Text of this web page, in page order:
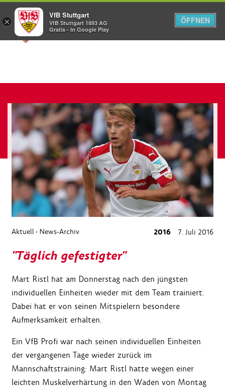
Menü
Aktuell › News-Archiv 2016 7. Juli 2016
"Täglich gefestigter"
Mart Ristl hat am Donnerstag nach den jüngsten
individuellen Einheiten wieder mit dem Team trainiert.
Dabei hat er von seinen Mitspielern besondere
Aufmerksamkeit erhalten.
Ein VfB Profi war nach seinen individuellen Einheiten
der vergangenen Tage wieder zurück im
Mannschaftstraining: Mart Ristl hatte wegen einer
leichten Muskelverhärtung in den Waden von Montag
×
VfB Stuttgart
VfB Stuttgart 1893 AG
Gratis - In Google Play
ÖFFNEN